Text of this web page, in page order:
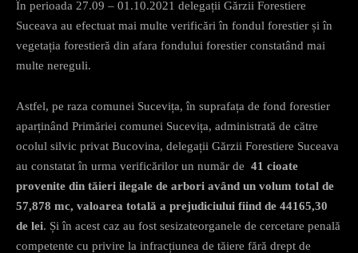
În perioada 27.09 – 01.10.2021 delegații Gărzii Forestiere
Suceava au efectuat mai multe verificări în fondul forestier și în
vegetația forestieră din afara fondului forestier constatând mai
multe nereguli.
Astfel, pe raza comunei Sucevița, în suprafața de fond forestier
aparținând Primăriei comunei Sucevița, administrată de către
ocolul silvic privat Bucovina, delegații Gărzii Forestiere Suceava
au constatat în urma verificărilor un număr de 41 cioate
provenite din tăieri ilegale de arbori având un volum total de
57,878 mc, valoarea totală a prejudiciului fiind de 44165,30
de lei. Și în acest caz au fost sesizateorganele de cercetare penală
competente cu privire la infracțiunea de tăiere fără drept de